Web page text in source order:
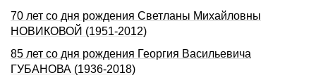
70 лет со дня рождения Светланы Михайловны
НОВИКОВОЙ (1951-2012)
85 лет со дня рождения Георгия Васильевича
ГУБАНОВА (1936-2018)